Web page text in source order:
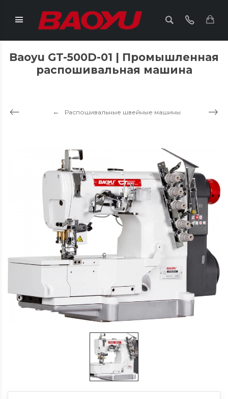
Baoyu GT-500D-01 | Промышленная
распошивальная машина
Распошивальные швейные машины